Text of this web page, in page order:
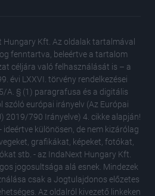
Kft. Az oldalak tartalmával
fenntartva, beleértve a tartalom
céljára való felhasználását is – a
évi LXXVI. törvény rendelkezései
A. § (1) paragrafusa és a digitális
európai irányelv (Az Európai
2019/790 Irányelve) 4. cikke alapján!
különösen, de nem kizárólag
grafikákat, képeket, fotókat,
stb. - az IndaNext Hungary Kft.
jogosultsága alá esnek. Mindezek
csak a Jogtulajdonos előzetes
Az oldalról kivezető linkeken